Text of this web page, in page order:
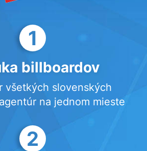
1
billboardov
všetkých slovenských
na jednom mieste
2